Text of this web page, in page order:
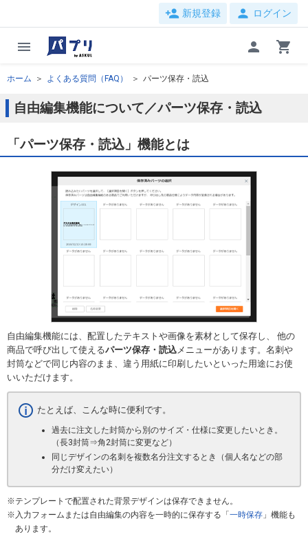
person_add 新規登録 person ログイン
menu person shopping_cart
ホーム よくある質問（FAQ） パーツ保存・読込
自由編集機能について／パーツ保存・読込
「パーツ保存・読込」機能とは
自由編集機能には、配置したテキストや画像を素材として保存し、 他の
商品で呼び出して使えるパーツ保存・読込 メニューがあります。名刺や
封筒などで同じ内容のまま、違う用紙に印刷したいといった用途にお使
いいただけます。
たとえば、こんな時に便利です。
過去に注文した封筒から別のサイズ・仕様に変更したいとき。
（長3封筒⇒角2封筒に変更など）
同じデザインの名刺を複数名分注文するとき（個人名などの部
分だけ変えたい）
テンプレートで配置された背景デザインは保存できません。
入力フォームまたは自由編集の内容を一時的に保存する「 一時保存 」機能も
あります。